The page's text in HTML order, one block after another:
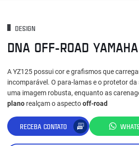
DESIGN
DNA OFF-ROAD YAMAHA
A YZ125 possui cor e grafismos que
incomparável. O para-lamas e o protetor
uma imagem robusta, enquanto as
plano realçam o aspectooff-road
RECEBA CONTATO